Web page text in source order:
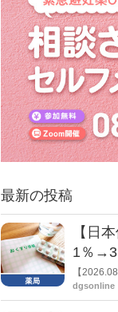
最新の投稿
【日
1％
【
局への影
dgsonline